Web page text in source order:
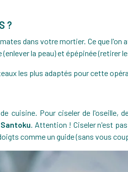
?
dans votre mortier. Ce que l'on
la peau) et épépinée (retirer
les plus adaptés pour cette
cuisine. Pour ciseler de l'oseille,
Santoku. Attention ! Ciseler n'est
comme un guide (sans vous